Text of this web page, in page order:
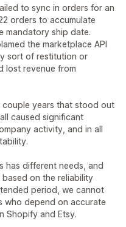
to sync in orders for an
orders to accumulate
mandatory ship date.
the marketplace API
sort of restitution or
lost revenue from
years that stood out
caused significant
activity, and in all
has different needs, and
on the reliability
period, we cannot
who depend on accurate
Shopify and Etsy.